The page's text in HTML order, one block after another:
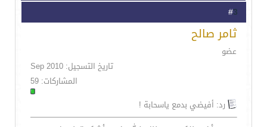
3
ثامر صالح
عضو
تاريخ التسجيل: Sep 2010
المشاركات: 59
رد: أفيضي بدمع ياسحابة !